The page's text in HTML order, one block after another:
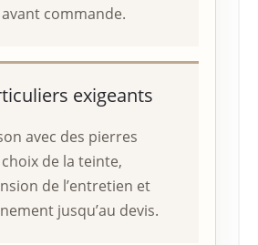
commande.
exigeants
avec des pierres
de la teinte,
de l’entretien et
jusqu’au devis.